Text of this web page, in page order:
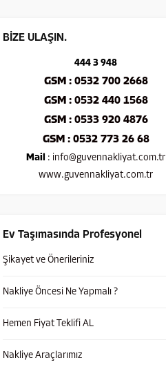
BİZE ULAŞIN.
444 3 948
GSM : 0532 700 2668
GSM : 0532 440 1568
GSM : 0533 920 4876
GSM : 0532 773 26 68
Mail : info@guvennakliyat.com.tr
www.guvennakliyat.com.tr
Ev Taşımasında Profesyonel
Şikayet ve Önerileriniz
Nakliye Öncesi Ne Yapmalı ?
Hemen Fiyat Teklifi AL
Nakliye Araçlarımız